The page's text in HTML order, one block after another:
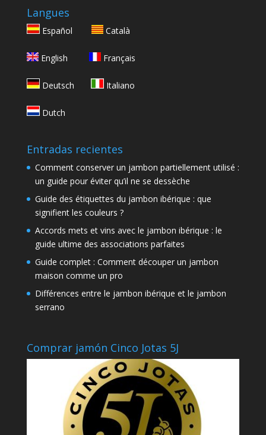
Langues
Español Català
English Français
Deutsch Italiano
Dutch
Entradas recientes
Comment conserver un jambon partiellement utilisé :
un guide pour éviter qu’il ne se dessèche
Guide des étiquettes du jambon ibérique : que
signifient les couleurs ?
Accords mets et vins avec le jambon ibérique : le
guide ultime des associations parfaites
Guide complet : Comment découper un jambon
maison comme un pro
Différences entre le jambon ibérique et le jambon
serrano
Comprar jamón Cinco Jotas 5J